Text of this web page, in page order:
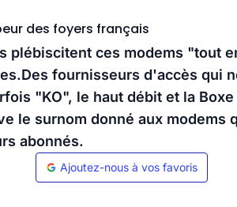
des foyers français
plébiscitent ces modems "tout
fournisseurs d'accès qui
"KO", le haut débit et la
le surnom donné aux modems
abonnés.
Ajoutez-nous à vos favoris